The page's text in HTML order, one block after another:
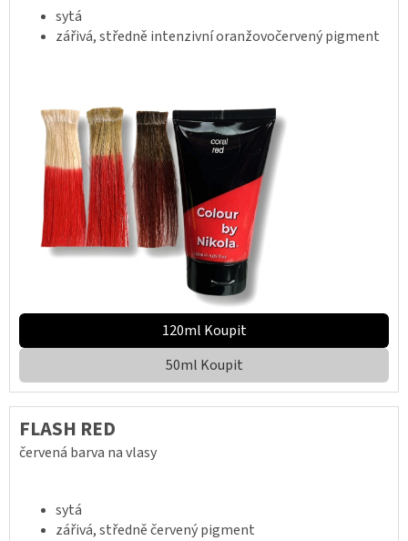
sytá
zářivá, středně intenzivní oranžovočervený pigment
120ml Koupit
50ml Koupit
FLASH RED
červená barva na vlasy
sytá
zářivá, středně červený pigment